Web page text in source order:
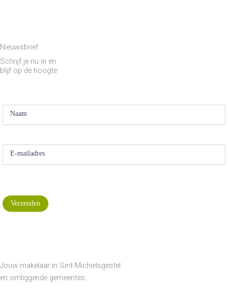
Nieuwsbrief
Schrijf je nu in en
blijf op de hoogte
aanmelding
Naam
E-mailadres
Verzenden
Jouw makelaar in Sint-Michielsgestel
en omliggende gemeentes.